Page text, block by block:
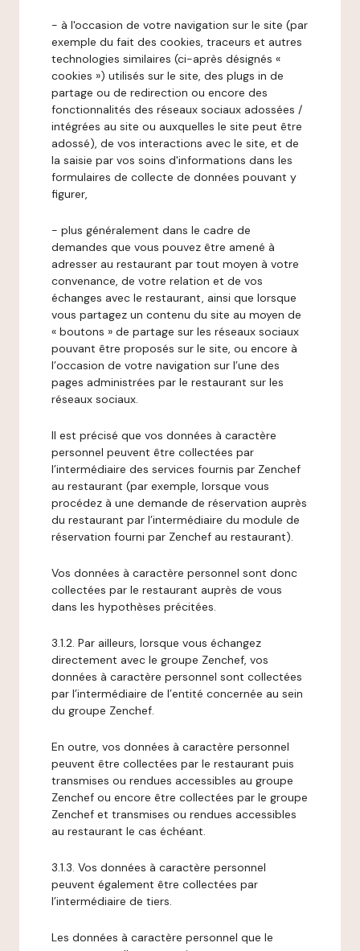
- à l'occasion de votre navigation sur le site (par
exemple du fait des cookies, traceurs et autres
technologies similaires (ci-après désignés «
cookies ») utilisés sur le site, des plugs in de
partage ou de redirection ou encore des
fonctionnalités des réseaux sociaux adossées /
intégrées au site ou auxquelles le site peut être
adossé), de vos interactions avec le site, et de
la saisie par vos soins d'informations dans les
formulaires de collecte de données pouvant y
figurer,
- plus généralement dans le cadre de
demandes que vous pouvez être amené à
adresser au restaurant par tout moyen à votre
convenance, de votre relation et de vos
échanges avec le restaurant, ainsi que lorsque
vous partagez un contenu du site au moyen de
« boutons » de partage sur les réseaux sociaux
pouvant être proposés sur le site, ou encore à
l’occasion de votre navigation sur l’une des
pages administrées par le restaurant sur les
réseaux sociaux.
Il est précisé que vos données à caractère
personnel peuvent être collectées par
l’intermédiaire des services fournis par Zenchef
au restaurant (par exemple, lorsque vous
procédez à une demande de réservation auprès
du restaurant par l’intermédiaire du module de
réservation fourni par Zenchef au restaurant).
Vos données à caractère personnel sont donc
collectées par le restaurant auprès de vous
dans les hypothèses précitées.
3.1.2. Par ailleurs, lorsque vous échangez
directement avec le groupe Zenchef, vos
données à caractère personnel sont collectées
par l’intermédiaire de l’entité concernée au sein
du groupe Zenchef.
En outre, vos données à caractère personnel
peuvent être collectées par le restaurant puis
transmises ou rendues accessibles au groupe
Zenchef ou encore être collectées par le groupe
Zenchef et transmises ou rendues accessibles
au restaurant le cas échéant.
3.1.3. Vos données à caractère personnel
peuvent également être collectées par
l’intermédiaire de tiers.
Les données à caractère personnel que le